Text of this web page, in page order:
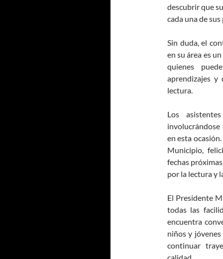
descubrir que
cada una de
Sin duda, el
en su área es
quienes
aprendizajes
lectura.
Los
en esta
Municipio,
fechas
por la lectura y
El Presidente
todas las
encuentra
niños y
continuar